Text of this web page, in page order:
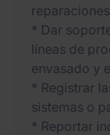
* Dar
líneas de
envasado y
* Registrar
sistemas o
* Reportar